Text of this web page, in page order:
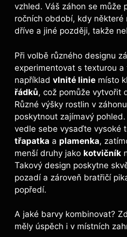
vzhled. Váš záhon se může
ročních období, kdy některé
dříve a jiné později, takže
Při volbě různého designu
experimentovat s texturou a
například vlnité linie místo
řádků, což pomůže vytvořit
Různé výšky rostlin v
poskytnout zajímavý
vedle sebe vysaďte vysoké
třapatka a plamenka,
menší druhy jako kotvičník
Takový design poskytne
pozadí a zároveň bratřičí
popředí.
A jaké barvy kombinovat?
měly úspěch i v místních